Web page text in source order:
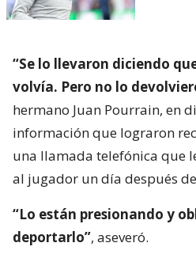
“Se lo llevaron diciendo
volvía. Pero no lo
hermano Juan Pourrain, en
información que lograron
una llamada telefónica que
al jugador un día después
“Lo están presionando y
deportarlo”, aseveró.